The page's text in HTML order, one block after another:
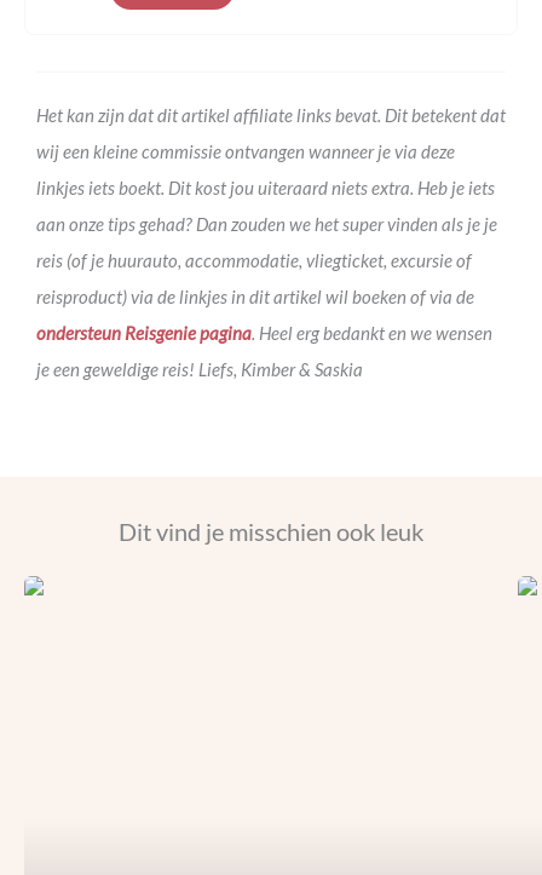
Het kan zijn dat dit artikel affiliate links bevat. Dit betekent dat
wij een kleine commissie ontvangen wanneer je via deze
linkjes iets boekt. Dit kost jou uiteraard niets extra. Heb je iets
aan onze tips gehad? Dan zouden we het super vinden als je je
reis (of je huurauto, accommodatie, vliegticket, excursie of
reisproduct) via de linkjes in dit artikel wil boeken of via de
ondersteun Reisgenie pagina. Heel erg bedankt en we wensen
je een geweldige reis! Liefs, Kimber & Saskia
Dit vind je misschien ook leuk